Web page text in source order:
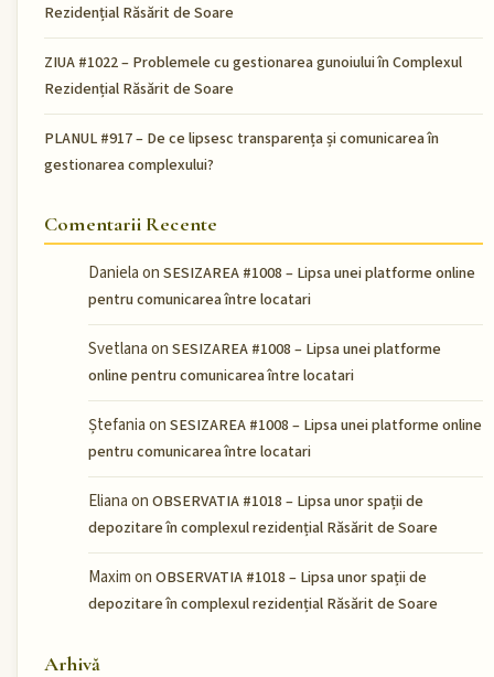
Rezidențial Răsărit de Soare
ZIUA #1022 – Problemele cu gestionarea gunoiului în Complexul
Rezidențial Răsărit de Soare
PLANUL #917 – De ce lipsesc transparența și comunicarea în
gestionarea complexului?
Comentarii Recente
Danielaon SESIZAREA #1008 – Lipsa unei platforme online
pentru comunicarea între locatari
Svetlanaon SESIZAREA #1008 – Lipsa unei platforme
online pentru comunicarea între locatari
Ștefaniaon SESIZAREA #1008 – Lipsa unei platforme online
pentru comunicarea între locatari
Elianaon OBSERVATIA #1018 – Lipsa unor spații de
depozitare în complexul rezidențial Răsărit de Soare
Maximon OBSERVATIA #1018 – Lipsa unor spații de
depozitare în complexul rezidențial Răsărit de Soare
Arhivă